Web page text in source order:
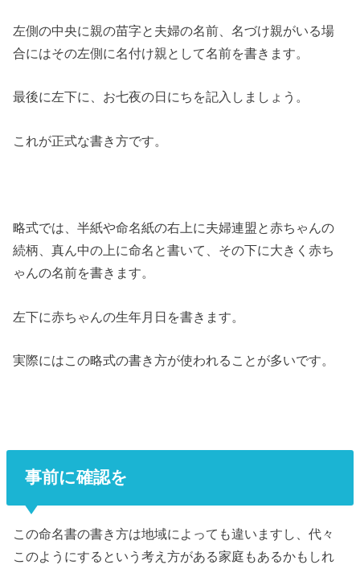
左側の中央に親の苗字と夫婦の名前、名づけ親がいる場
合にはその左側に名付け親として名前を書きます。
最後に左下に、お七夜の日にちを記入しましょう。
これが正式な書き方です。
略式では、半紙や命名紙の右上に夫婦連盟と赤ちゃんの
続柄、真ん中の上に命名と書いて、その下に大きく赤ち
ゃんの名前を書きます。
左下に赤ちゃんの生年月日を書きます。
実際にはこの略式の書き方が使われることが多いです。
事前に確認を
この命名書の書き方は地域によっても違いますし、代々
このようにするという考え方がある家庭もあるかもしれ